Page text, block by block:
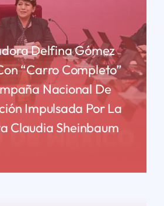
Delfina Gómez
“carro Completo”
Nacional De
Impulsada Por La
Claudia Sheinbaum